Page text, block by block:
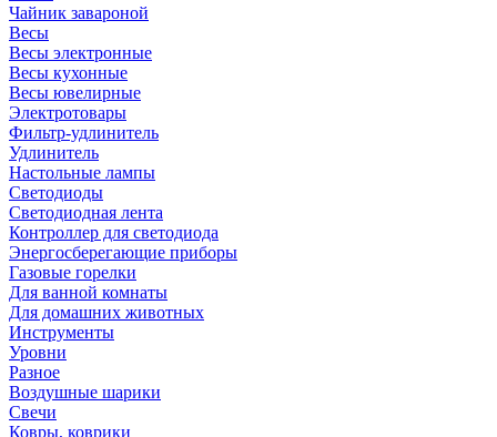
Чайник завароной
Весы
Весы электронные
Весы кухонные
Весы ювелирные
Электротовары
Фильтр-удлинитель
Удлинитель
Настольные лампы
Светодиоды
Светодиодная лента
Контроллер для светодиода
Энергосберегающие приборы
Газовые горелки
Для ванной комнаты
Для домашних животных
Инструменты
Уровни
Разное
Воздушные шарики
Свечи
Ковры, коврики